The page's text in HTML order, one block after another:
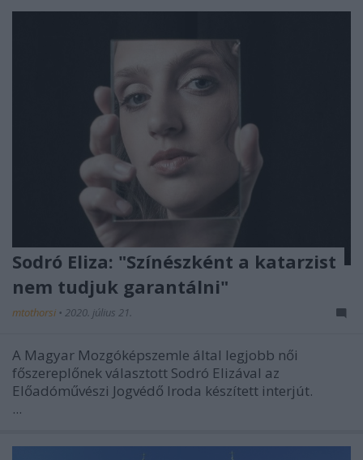
Sodró Eliza: "Színészként a katarzist
nem tudjuk garantálni"
mtothorsi • 2020. július 21.
A Magyar Mozgóképszemle által legjobb női
főszereplőnek választott Sodró Elizával az
Előadóművészi Jogvédő Iroda készített interjút.
...